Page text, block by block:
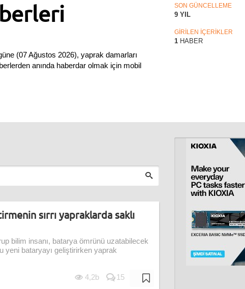
Filmler Bitcoin Önerileri
(07 Ağustos 2026), yaprak damarları
anında haberdar olmak için mobil
SON GÜNCELLEME
9 YIL
GİRİLEN İÇERİKLER
1 HABER
sırrı yapraklarda saklı
bilim insanı, batarya ömrünü uzatabilecek
yeni bataryayı geliştirirken yaprak
4,2b 15